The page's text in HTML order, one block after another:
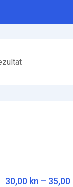
30,00 kn – 35,00